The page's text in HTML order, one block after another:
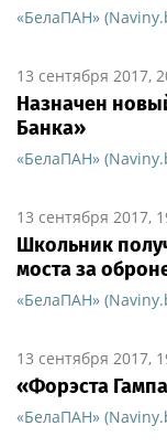
«БелаПАН»
13 сентября 2017,
Назначен
Банка»
«БелаПАН»
13 сентября 2017,
Школьник
моста за
«БелаПАН»
13 сентября 2017,
«Форэста
«БелаПАН»